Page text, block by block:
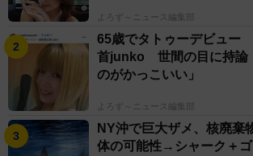
よろず～ニュース編集部
65歳でタトゥーデビュー
首junko 世間の目に持論
のがかっこいい」
よろず～ニュース編集部
NY沖で巨大ザメ、核廃棄
体の可能性→シャーク＋